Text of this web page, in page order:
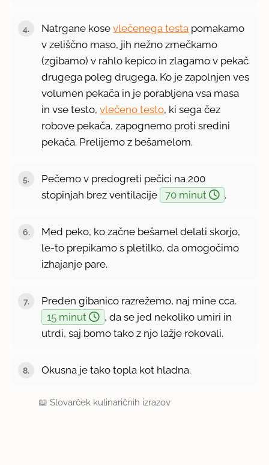
Natrgane kosevlečenega testa pomakamo
v zeliščno maso, jih nežno zmečkamo
(zgibamo) v rahlo kepico in zlagamo v pekač
drugega poleg drugega. Ko je zapolnjen ves
volumen pekača in je porabljena vsa masa
in vse testo,vlečeno testo, ki sega čez
robove pekača, zapognemo proti sredini
pekača. Prelijemo z bešamelom.
Pečemo v predogreti pečici na 200
stopinjah brez ventilacije
70 minut .
Med peko, ko začne bešamel delati skorjo,
le-to prepikamo s pletilko, da omogočimo
izhajanje pare.
Preden gibanico razrežemo, naj mine cca.
15 minut
, da se jed nekoliko umiri in
utrdi, saj bomo tako z njo lažje rokovali.
Okusna je tako topla kot hladna.
📖Slovarček kulinaričnih izrazov